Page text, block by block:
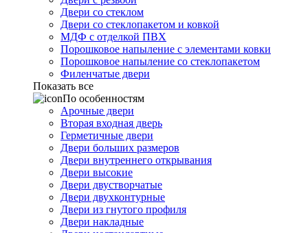
Двери со стеклом
Двери со стеклопакетом и ковкой
МДФ с отделкой ПВХ
Порошковое напыление с элементами ковки
Порошковое напыление со стеклопакетом
Филенчатые двери
Показать все
По особенностям
Арочные двери
Вторая входная дверь
Герметичные двери
Двери больших размеров
Двери внутреннего открывания
Двери высокие
Двери двустворчатые
Двери двухконтурные
Двери из гнутого профиля
Двери накладные